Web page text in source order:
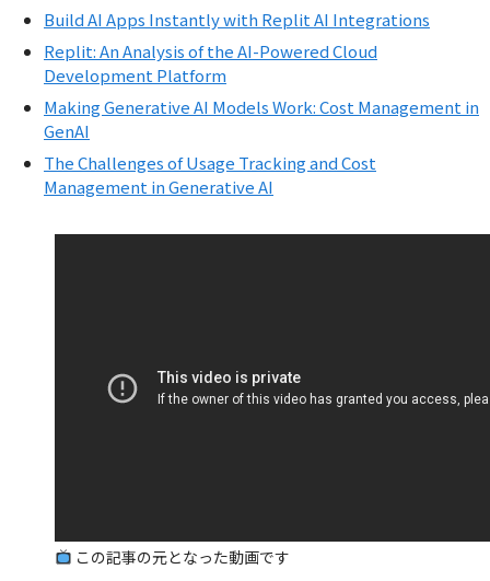
Build AI Apps Instantly with Replit AI Integrations
Replit: An Analysis of the AI-Powered Cloud
Development Platform
Making Generative AI Models Work: Cost Management in
GenAI
The Challenges of Usage Tracking and Cost
Management in Generative AI
この記事の元となった動画です